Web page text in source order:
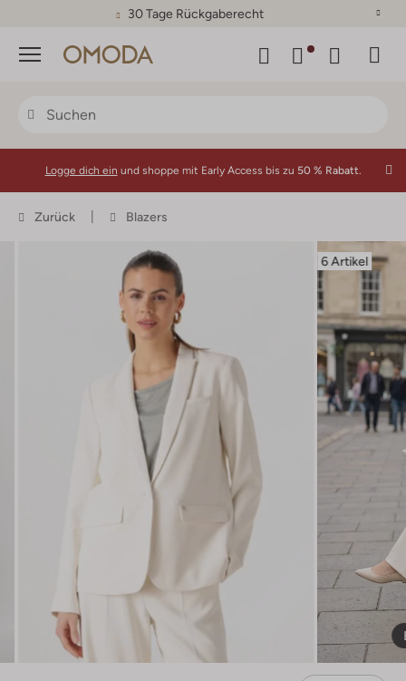
30 Tage Rückgaberecht
Menü
Logge dich ein und shoppe mit Early Access bis zu 50 % Rabatt.
Zurück Blazers
6 Artikel